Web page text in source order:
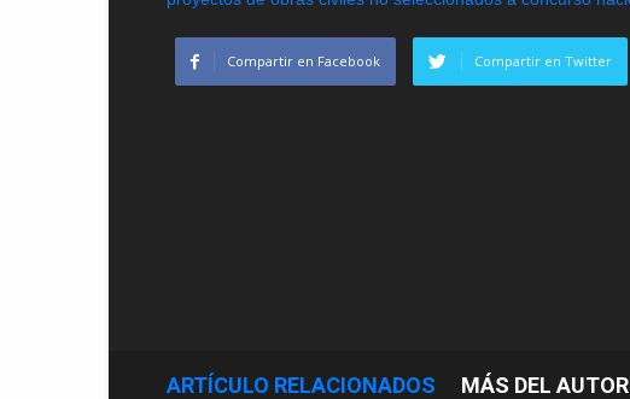
Compartir en Facebook Compartir en Twitter
ARTÍCULO RELACIONADOS MÁS DEL AUTOR